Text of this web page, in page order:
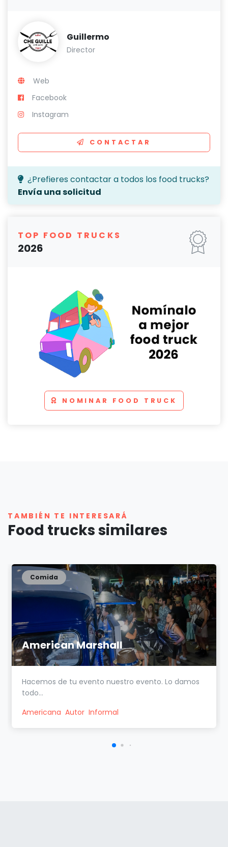
Guillermo
Director
Web
Facebook
Instagram
CONTACTAR
¿Prefieres contactar a todos los food trucks?
Envía una solicitud
TOP FOOD TRUCKS
2026
NOMINAR FOOD TRUCK
TAMBIÉN TE INTERESARÁ
Food trucks similares
American Marshall
Comida
Hacemos de tu evento nuestro evento. Lo damos
todo...
Americana Autor Informal